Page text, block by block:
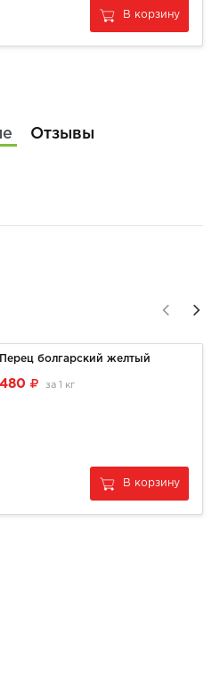
В корзину
Отзывы
Перец болгарский желтый
480 за 1 кг
В корзину